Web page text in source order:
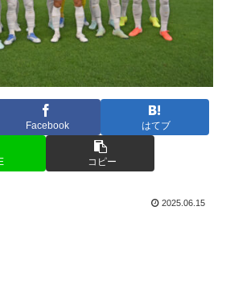
Facebook はてブ
コピー
2025.06.15